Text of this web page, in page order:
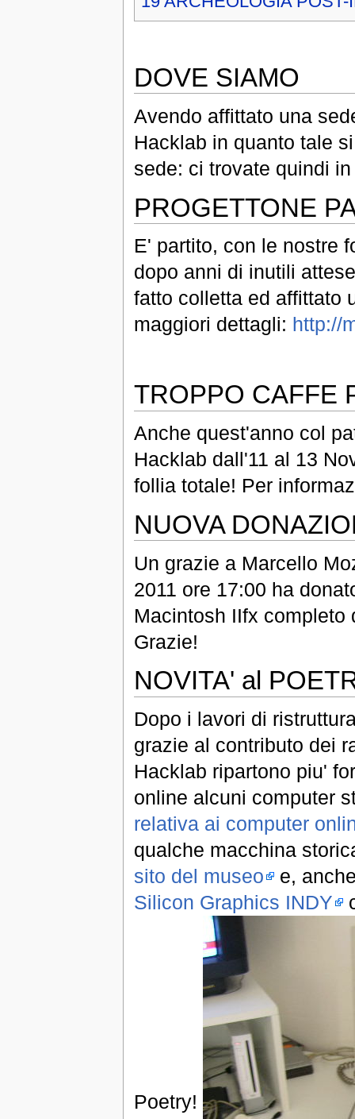
DOVE SIAMO
Avendo affittato una
Hacklab in quanto tale
sede: ci trovate quindi
PROGETTONE
E' partito, con le nostre
dopo anni di inutili
fatto colletta ed affittato
maggiori dettagli: http://
TROPPO CAFFE
Anche quest'anno col
Hacklab dall'11 al 13
follia totale! Per
NUOVA
Un grazie a Marcello
2011 ore 17:00 ha
Macintosh IIfx completo
Grazie!
NOVITA' al
Dopo i lavori di
grazie al contributo dei
Hacklab ripartono piu'
online alcuni computer
relativa ai computer
qualche macchina
sito del museo e,
Silicon Graphics INDY
Poetry!